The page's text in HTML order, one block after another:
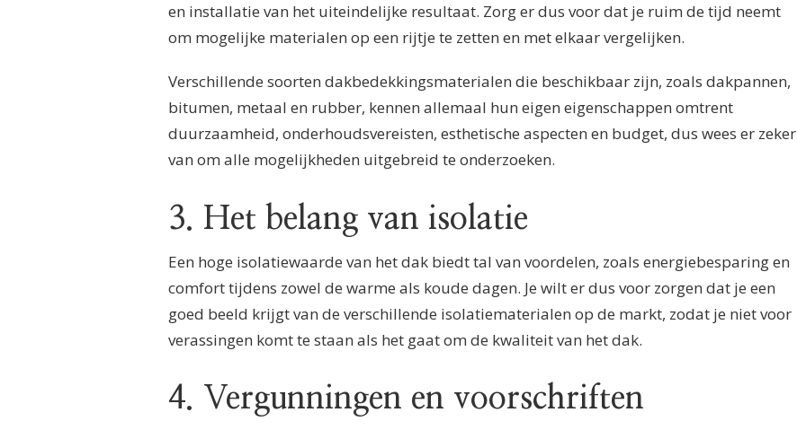
en installatie van het uiteindelijke resultaat. Zorg er dus voor dat je ruim de tijd neemt
om mogelijke materialen op een rijtje te zetten en met elkaar vergelijken.
Verschillende soorten dakbedekkingsmaterialen die beschikbaar zijn, zoals dakpannen,
bitumen, metaal en rubber, kennen allemaal hun eigen eigenschappen omtrent
duurzaamheid, onderhoudsvereisten, esthetische aspecten en budget, dus wees er zeker
van om alle mogelijkheden uitgebreid te onderzoeken.
3. Het belang van isolatie
Een hoge isolatiewaarde van het dak biedt tal van voordelen, zoals energiebesparing en
comfort tijdens zowel de warme als koude dagen. Je wilt er dus voor zorgen dat je een
goed beeld krijgt van de verschillende isolatiematerialen op de markt, zodat je niet voor
verassingen komt te staan als het gaat om de kwaliteit van het dak.
4. Vergunningen en voorschriften